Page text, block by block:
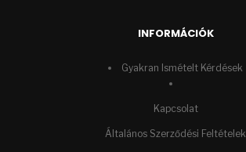
INFORMÁCIÓK
Gyakran Ismételt Kérdések
Kapcsolat
Általános Szerződési Feltételek